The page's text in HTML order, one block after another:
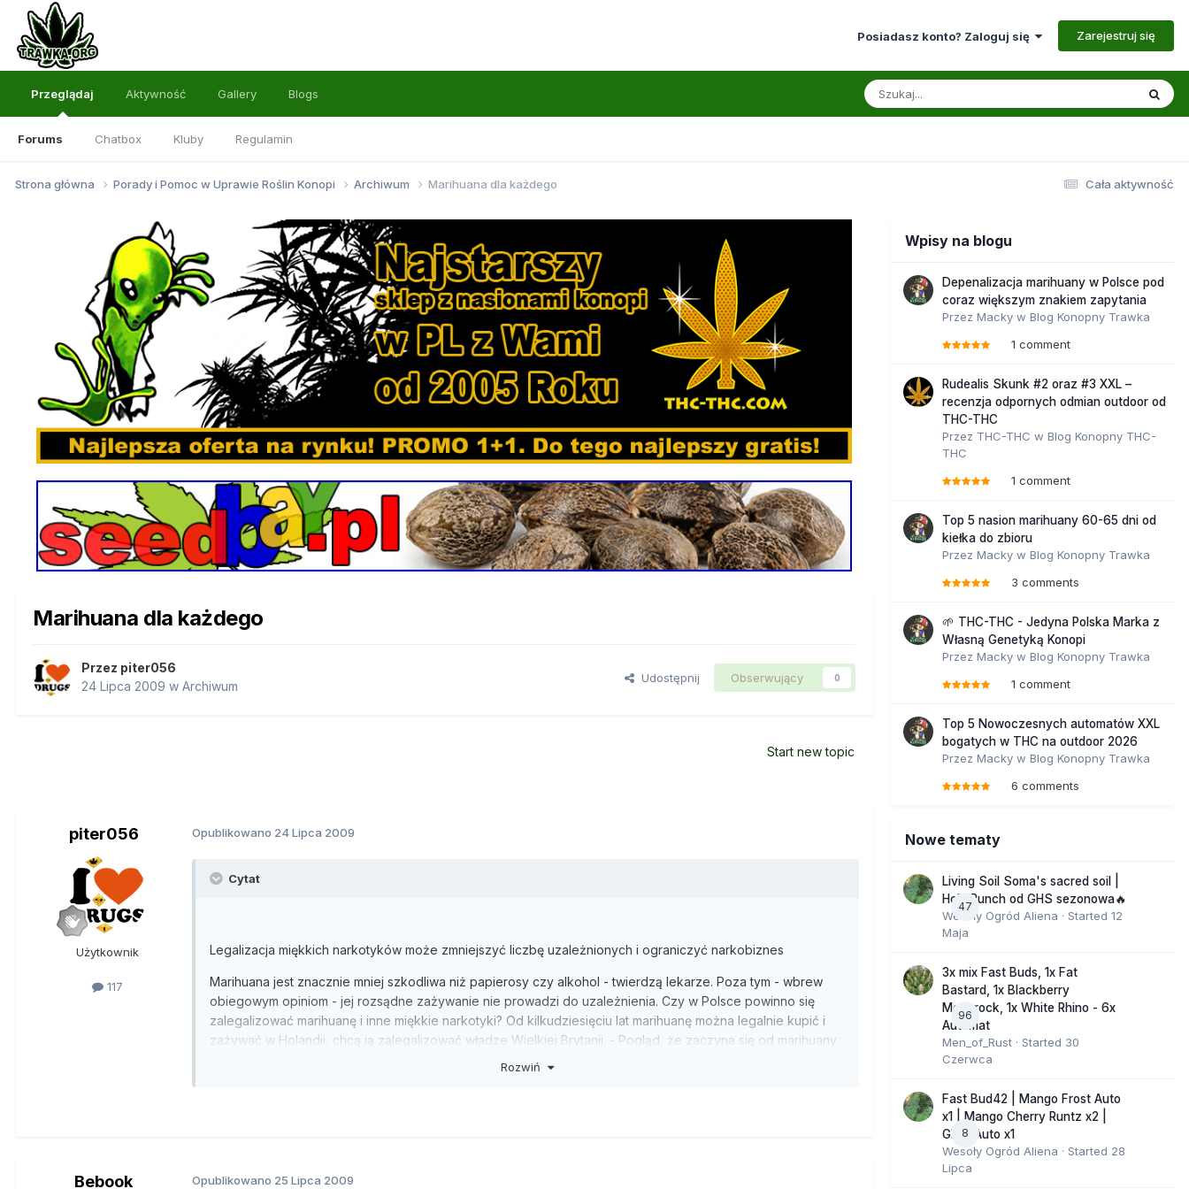
Posiadasz konto? Zaloguj się Zarejestruj się
Przeglądaj
Forums Chatbox Kluby Regulamin
Aktywność Gallery Blogs
Cała aktywność
Strona główna Porady i Pomoc w Uprawie Roślin Konopi Archiwum Marihuana dla każdego
Marihuana dla każdego
Przez piter056
24 Lipca 2009 w Archiwum
Udostępnij Obserwujący 0
Start new topic
piter056
Użytkownik
117
Opublikowano 24 Lipca 2009
Cytat
Legalizacja miękkich narkotyków może zmniejszyć liczbę uzależnionych i ograniczyć narkobiznes
Marihuana jest znacznie mniej szkodliwa niż papierosy czy alkohol - twierdzą lekarze. Poza tym - wbrew
obiegowym opiniom - jej rozsądne zażywanie nie prowadzi do uzależnienia. Czy w Polsce powinno się
zalegalizować marihuanę i inne miękkie narkotyki? Od kilkudziesięciu lat marihuanę można legalnie kupić i
zażywać w Holandii, chcą ją zalegalizować władze Wielkiej Brytanii. - Pogląd, że zaczyna się od marihuany,
a kończy na heroinie, jest tak samo prawdziwy jak stwierdzenie, że każdy, kto pije piwo, uzależnia się
Rozwiń
Bebook Opublikowano 25 Lipca 2009
Wpisy na blogu
Depenalizacja marihuany w Polsce pod
coraz większym znakiem zapytania
Przez Macky w Blog Konopny Trawka
1 comment
Rudealis Skunk #2 oraz #3 XXL –
recenzja odpornych odmian outdoor od
THC-THC
Przez THC-THC w Blog Konopny THC-
THC
1 comment
Top 5 nasion marihuany 60-65 dni od
kiełka do zbioru
Przez Macky w Blog Konopny Trawka
3 comments
🌱 THC-THC - Jedyna Polska Marka z
Własną Genetyką Konopi
Przez Macky w Blog Konopny Trawka
1 comment
Top 5 Nowoczesnych automatów XXL
bogatych w THC na outdoor 2026
Przez Macky w Blog Konopny Trawka
6 comments
Nowe tematy
47
Living Soil Soma's sacred soil |
Holy Punch od GHS sezonowa🔥
Wesoły Ogród Aliena · Started 12
Maja
96
3x mix Fast Buds, 1x Fat
Bastard, 1x Blackberry
Moonrock, 1x White Rhino - 6x
Automat
Men_of_Rust · Started 30
Czerwca
8
Fast Bud42 | Mango Frost Auto
x1 | Mango Cherry Runtz x2 |
GMO Auto x1
Wesoły Ogród Aliena · Started 28
Lipca